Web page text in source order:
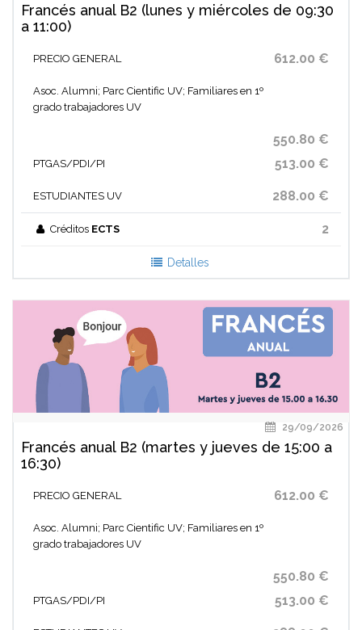
Francés anual B2 (lunes y miércoles de 09:30
a 11:00)
PRECIO GENERAL 612.00 €
Asoc. Alumni; Parc Cientific UV; Familiares en 1º
grado trabajadores UV
550.80 €
PTGAS/PDI/PI 513.00 €
ESTUDIANTES UV 288.00 €
Créditos ECTS 2
Detalles
29/09/2026
Francés anual B2 (martes y jueves de 15:00 a
16:30)
PRECIO GENERAL 612.00 €
Asoc. Alumni; Parc Cientific UV; Familiares en 1º
grado trabajadores UV
550.80 €
PTGAS/PDI/PI 513.00 €